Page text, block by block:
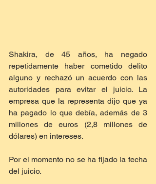
Shakira, de 45 años, ha negado
repetidamente haber cometido delito
alguno y rechazó un acuerdo con las
autoridades para evitar el juicio. La
empresa que la representa dijo que ya
ha pagado lo que debía, además de 3
millones de euros (2,8 millones de
dólares) en intereses.
Por el momento no se ha fijado la fecha
del juicio.